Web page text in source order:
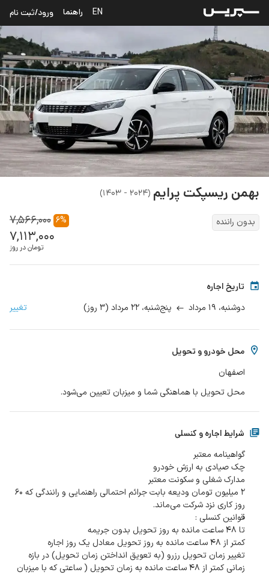
EN راهنما ورود/ثبت نام
بهمن ریسپکت پرایم (۲۰۲۴ - ۱۴۰۳ )
بدون راننده ۶% ۷,۵۶۶,۰۰۰
۷,۱۱۳,۰۰۰
تومان در روز
تاریخ اجاره
دوشنبه، پنج‌شنبه، (۳ روز) تغییر
محل خودرو و تحویل
اصفهان
محل تحویل با هماهنگی شما و میزبان تعیین می‌شود.
شرایط اجاره و کنسلی
۲ میلیون تومان ودیعه بابت جرائم احتمالی راهنمایی و رانندگی که ۶۰
تغییر زمان تحویل رزرو (به تعویق انداختن زمان تحویل) در بازه
زمانی کمتر از ۴۸ ساعت مانده به زمان تحویل ( ساعتی که با میزبان